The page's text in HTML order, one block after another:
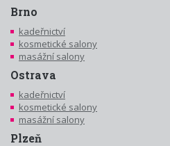
Brno
kadeřnictví
kosmetické salony
masážní salony
Ostrava
kadeřnictví
kosmetické salony
masážní salony
Plzeň